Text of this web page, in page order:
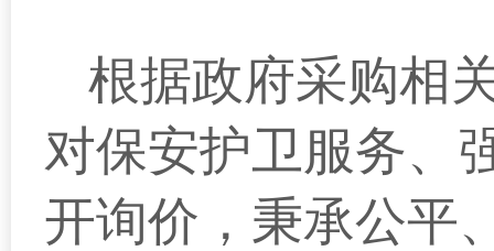
根据政府采购相
对保安护卫服务、
开询价，秉承公平